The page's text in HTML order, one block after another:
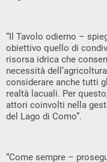
“Il Tavolo odierno –
obiettivo quello di
risorsa idrica che
necessità
considerare anche tutti
realtà lacuali. Per
attori coinvolti nella
del Lago di Como”.
“Come sempre –